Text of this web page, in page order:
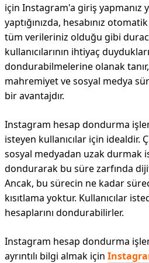
için Instagram'a giriş yapmanız
yaptığınızda, hesabınız
tüm verileriniz olduğu gibi
kullanıcılarının ihtiyaç
dondurabilmelerine olanak
mahremiyet ve sosyal medya
bir avantajdır.
Instagram hesap dondurma
isteyen kullanıcılar için
sosyal medyadan uzak durmak
dondurarak bu süre zarfında
Ancak, bu sürecin ne kadar
kısıtlama yoktur. Kullanıcılar
hesaplarını dondurabilirler.
Instagram hesap dondurma
ayrıntılı bilgi almak için